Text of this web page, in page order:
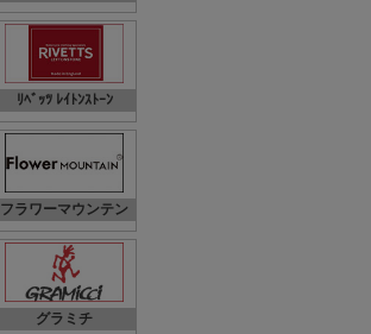
ﾘﾍﾞｯﾂ ﾚｲﾄﾝｽﾄｰﾝ
フラワーマウンテン
グラミチ